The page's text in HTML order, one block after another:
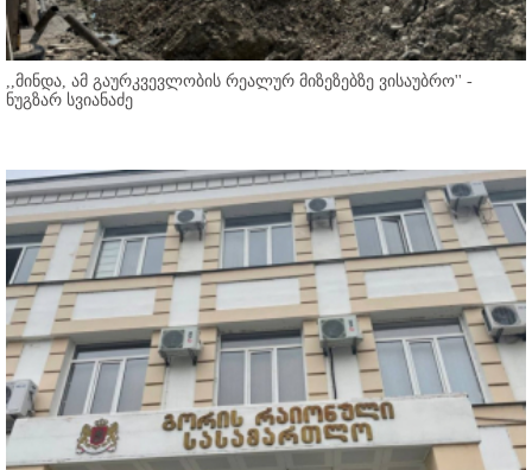
,,მინდა, ამ გაურკვევლობის რეალურ მიზეზებზე ვისაუბრო'' -
ნუგზარ სვიანაძე